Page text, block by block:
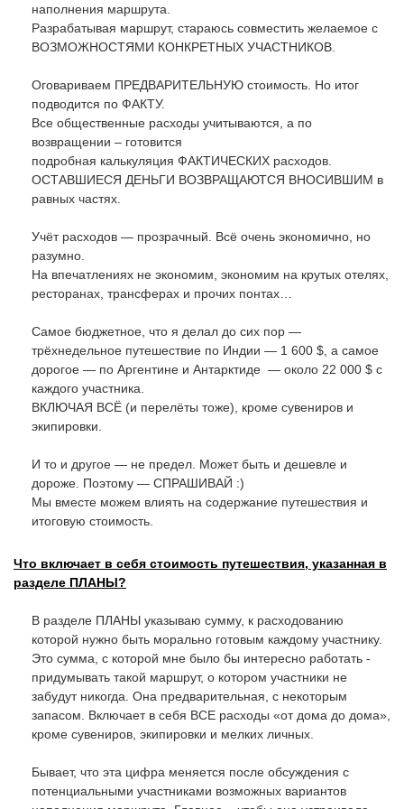
наполнения маршрута.
Разрабатывая маршрут, стараюсь совместить желаемое с
ВОЗМОЖНОСТЯМИ КОНКРЕТНЫХ УЧАСТНИКОВ.
Оговариваем ПРЕДВАРИТЕЛЬНУЮ стоимость. Но итог
подводится по ФАКТУ.
Все общественные расходы учитываются, а по
возвращении – готовится
подробная калькуляция ФАКТИЧЕСКИХ расходов.
ОСТАВШИЕСЯ ДЕНЬГИ ВОЗВРАЩАЮТСЯ ВНОСИВШИМ в
равных частях.
Учёт расходов — прозрачный. Всё очень экономично, но
разумно.
На впечатлениях не экономим, экономим на крутых отелях,
ресторанах, трансферах и прочих понтах…
Самое бюджетное, что я делал до сих пор —
трёхнедельное путешествие по Индии — 1 600 $, а самое
дорогое — по Аргентине и Антарктиде — около 22 000 $ с
каждого участника.
ВКЛЮЧАЯ ВСЁ (и перелёты тоже), кроме сувениров и
экипировки.
И то и другое — не предел. Может быть и дешевле и
дороже. Поэтому — СПРАШИВАЙ :)
Мы вместе можем влиять на содержание путешествия и
итоговую стоимость.
Что включает в себя стоимость путешествия, указанная в
разделе ПЛАНЫ?
В разделе ПЛАНЫ указываю сумму, к расходованию
которой нужно быть морально готовым каждому участнику.
Это сумма, с которой мне было бы интересно работать -
придумывать такой маршрут, о котором участники не
забудут никогда. Она предварительная, с некоторым
запасом. Включает в себя ВСЕ расходы «от дома до дома»,
кроме сувениров, экипировки и мелких личных.
Бывает, что эта цифра меняется после обсуждения с
потенциальными участниками возможных вариантов